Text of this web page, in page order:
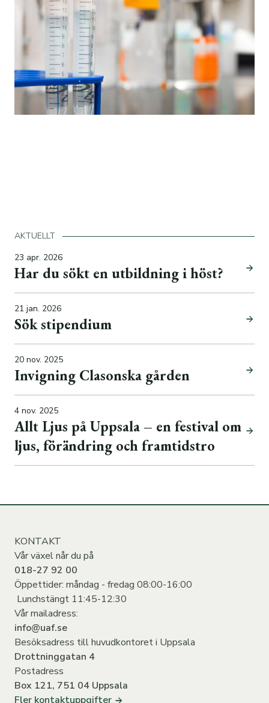
AKTUELLT
23 apr. 2026
Har du sökt en utbildning i höst?
21 jan. 2026
Sök stipendium
20 nov. 2025
Invigning Clasonska gården
4 nov. 2025
Allt Ljus på Uppsala – en festival om
ljus, förändring och framtidstro
KONTAKT
Vår växel når du på
018-27 92 00
Öppettider: måndag - fredag 08:00-16:00
Lunchstängt 11:45-12:30
Vår mailadress:
info@uaf.se
Besöksadress till huvudkontoret i Uppsala
Drottninggatan 4
Postadress
Box 121, 751 04 Uppsala
Fler kontaktuppgifter